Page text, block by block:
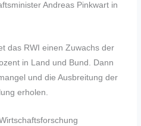
Andreas Pinkwart in
das RWI einen Zuwachs der
in Land und Bund. Dann
und die Ausbreitung der
erholen.